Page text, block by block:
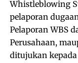
Whistleblowing
pelaporan
Pelaporan WBS
Perusahaan,
ditujukan